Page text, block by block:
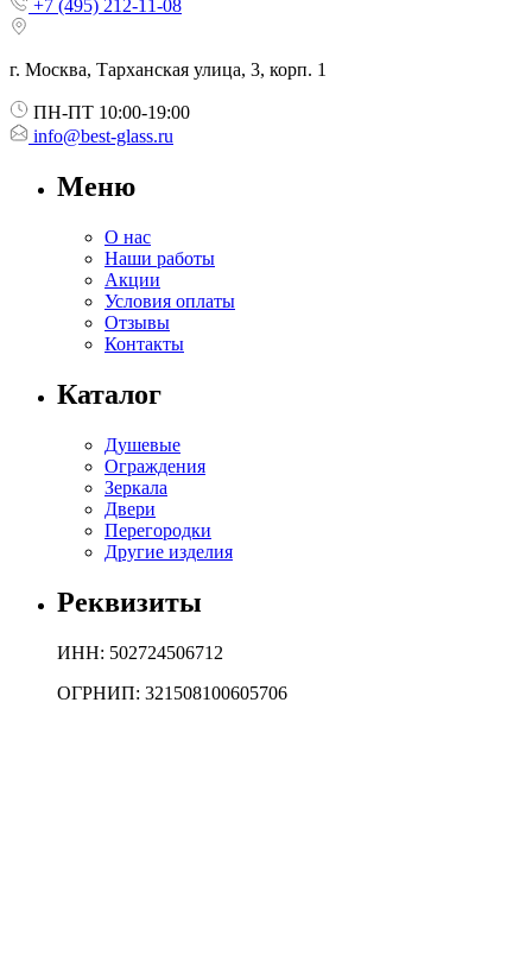
+7 (495) 212-11-08
г. Москва, Тарханская улица, 3, корп. 1
ПН-ПТ 10:00-19:00
info@best-glass.ru
Меню
О нас
Наши работы
Акции
Условия оплаты
Отзывы
Контакты
Каталог
Душевые
Ограждения
Зеркала
Двери
Перегородки
Другие изделия
Реквизиты
ИНН: 502724506712
ОГРНИП: 321508100605706